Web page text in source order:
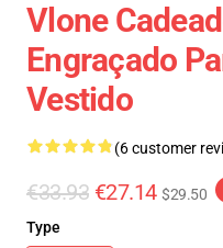
Vlone
Engraçado
Vestido
(6 customer
€33.93 €27.14 $29.50
Type